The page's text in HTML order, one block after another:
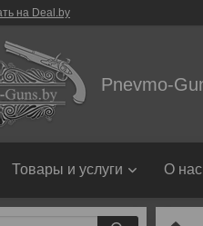
на Deal.by
Pnevmo-
Товары и услуги О нас